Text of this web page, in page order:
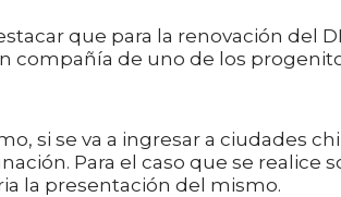
que para la renovación del
compañía de uno de los
si se va a ingresar a ciudades
Para el caso que se realice
la presentación del mismo.